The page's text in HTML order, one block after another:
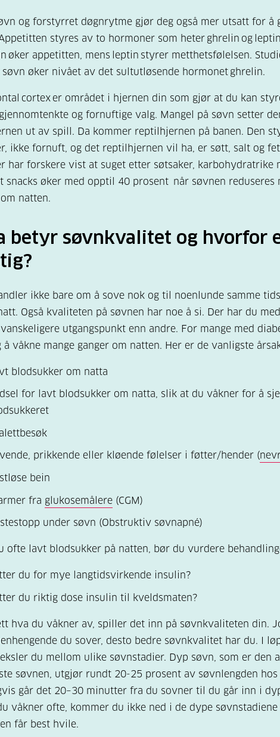
og forstyrret døgnrytme gjør deg også mer utsatt for å
styres av to hormoner som heter ghrelin og
øker appetitten, mens leptin styrer metthetsfølelsen.
øker nivået av det sultutløsende hormonet ghrelin.
cortex er området i hjernen din som gjør at du kan
og fornuftige valg. Mangel på søvn setter
ut av spill. Da kommer reptilhjernen på banen. Den
ikke fornuft, og det reptilhjernen vil ha, er søtt, salt og
har forskere vist at suget etter søtsaker, karbohydratrike
snacks øker med opptil 40 prosent når søvnen reduseres
natten.
betyr søvnkvalitet og hvorfor
ikke bare om å sove nok og til noenlunde samme
Også kvaliteten på søvnen har noe å si. Der har du
utgangspunkt enn andre. For mange med
å våkne mange ganger om natten. Her er de vanligste
blodsukker om natta
for lavt blodsukker om natta, slik at du våkner for å
prikkende eller kløende følelser i føtter/hender (
bein
fra glukosemålere (CGM)
under søvn (Obstruktiv søvnapné)
ofte lavt blodsukker på natten, bør du vurdere
du for mye langtidsvirkende insulin?
du riktig dose insulin til kveldsmaten?
hva du våkner av, spiller det inn på søvnkvaliteten din.
du sover, desto bedre søvnkvalitet har du. I
du mellom ulike søvnstadier. Dyp søvn, som er den
søvnen, utgjør rundt 20-25 prosent av søvnlengden hos
går det 20–30 minutter fra du sovner til du går inn i
våkner ofte, kommer du ikke ned i de dype
får best hvile.